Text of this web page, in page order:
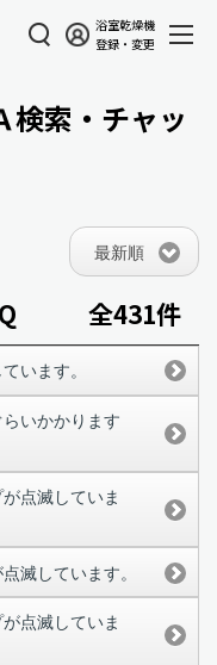
浴室乾燥機
登録・変更
検索・チャッ
最新順
全431件
います。
いかかります
点滅していま
滅しています。
点滅していま